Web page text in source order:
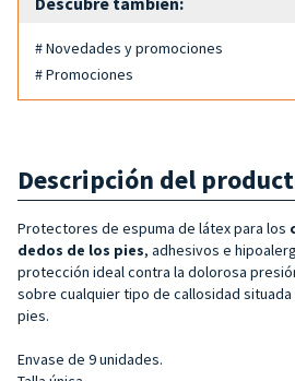
# Novedades y promociones
# Promociones
Descripción del
Protectores de espuma de látex para los
dedos de los pies, adhesivos e
protección ideal contra la dolorosa
sobre cualquier tipo de callosidad
pies.
Envase de 9 unidades.